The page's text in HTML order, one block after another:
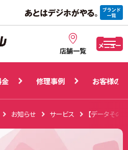
店舗一覧
メニュー
修理事例 お客様の声
修理事例 お客様の声
お知らせ サービス 【データその